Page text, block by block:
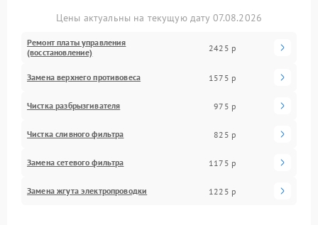
Цены актуальны на текущую дату 07.08.2026
Ремонт платы управления
(восстановление)
2425 р
Замена верхнего противовеса 1575 р
Чистка разбрызгивателя 975 р
Чистка сливного фильтра 825 р
Замена сетевого фильтра 1175 р
Замена жгута электропроводки 1225 р